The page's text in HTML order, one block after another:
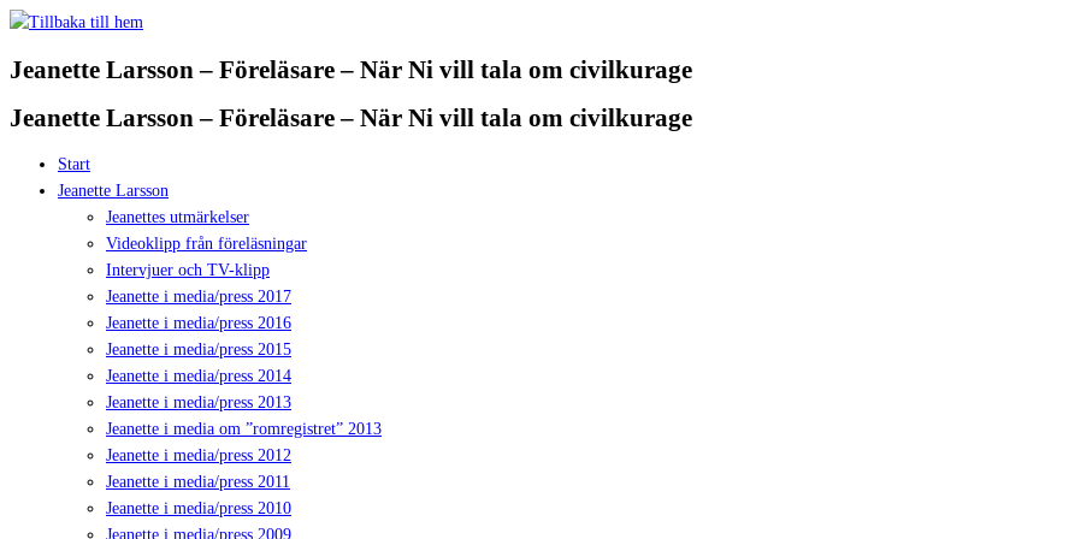
Hoppa
innehåll
Jeanette Larsson – Föreläsare – När Ni vill tala om civilkurage
Jeanette Larsson – Föreläsare – När Ni vill tala om civilkurage
Start
Jeanette Larsson
Jeanettes utmärkelser
Videoklipp från föreläsningar
Intervjuer och TV-klipp
Jeanette i media/press 2017
Jeanette i media/press 2016
Jeanette i media/press 2015
Jeanette i media/press 2014
Jeanette i media/press 2013
Jeanette i media om ”romregistret” 2013
Jeanette i media/press 2012
Jeanette i media/press 2011
Jeanette i media/press 2010
Jeanette i media/press 2009